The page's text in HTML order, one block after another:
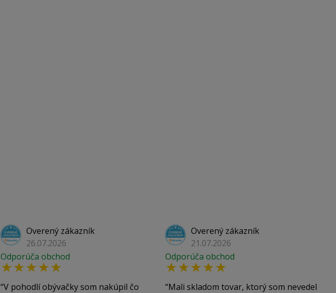
Overený zákazník
26.07.2026
Odporúča obchod
V pohodlí obývačky som nakúpil čo
Overený zákazník
21.07.2026
Odporúča obchod
Mali skladom tovar, ktorý som nevedel